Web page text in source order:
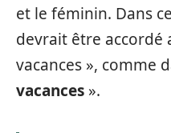
et le féminin. Dans
devrait être accordé
vacances », comme
vacances ».